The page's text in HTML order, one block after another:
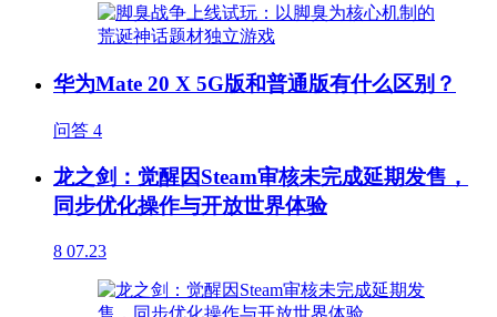
华为Mate 20 X 5G版和普通版有什么区别？
问答 4
龙之剑：觉醒因Steam审核未完成延期发售，
同步优化操作与开放世界体验
8 07.23